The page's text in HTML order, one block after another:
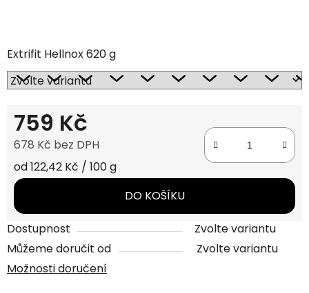
Extrifit Hellnox 620 g
759 Kč
678 Kč bez DPH
Měrná cena:
od 122,42 Kč / 100 g
DO KOŠÍKU
Dostupnost
Zvolte variantu
Můžeme doručit od
Zvolte variantu
Možnosti doručení